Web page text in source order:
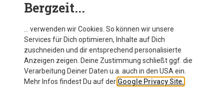
Bergzeit...
… verwenden wir Cookies. So können wir unsere
Services für Dich optimieren, Inhalte auf Dich
zuschneiden und dir entsprechend personalisierte
Anzeigen zeigen. Deine Zustimmung schließt ggf. die
Verarbeitung Deiner Daten u.a. auch in den USA ein.
Mehr Infos findest Du auf der Google Privacy Site.